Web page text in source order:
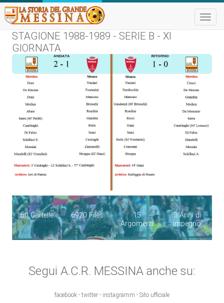
Toggle
STAGIONE 1988-1989 - SERIE B - XI
GIORNATA
50 Cartelle 6920 Files
15
Argomenti
3 Anni di
impegno
Segui A.C.R. MESSINA anche su:
facebook - twitter - instagramm - Sito ufficiale